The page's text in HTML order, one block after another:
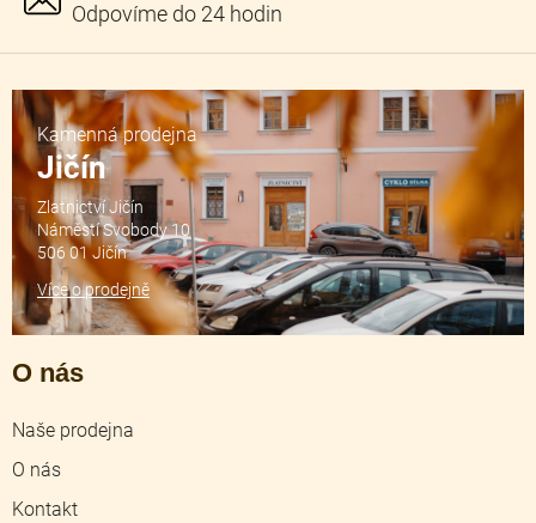
O nás
Naše prodejna
O nás
Kontakt
Kamenná prodejna
Jičín
Zlatnictví Jičín
Náměstí Svobody 10
506 01 Jičín
Více o prodejně